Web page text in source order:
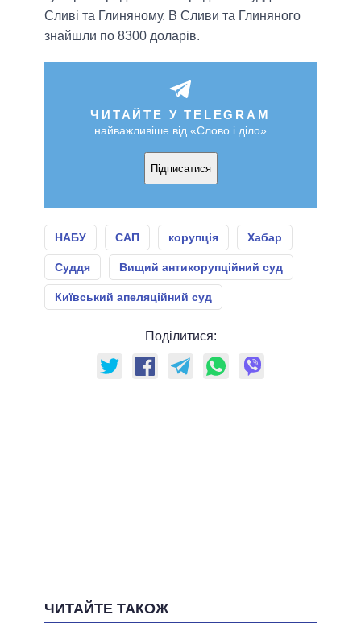
Сливі та Глиняному. В Сливи та Глиняного
знайшли по 8300 доларів.
ЧИТАЙТЕ У TELEGRAM
найважливіше від «Слово і діло»
Підписатися
НАБУ САП корупція Хабар
Суддя Вищий антикорупційний суд
Київський апеляційний суд
Поділитися:
ЧИТАЙТЕ ТАКОЖ